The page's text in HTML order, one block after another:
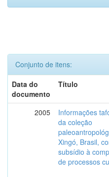
Conjunto de itens:
Data do
documento
Título
2005
Informações
da coleção
Xingó, Brasil,
subsídio à
de processos